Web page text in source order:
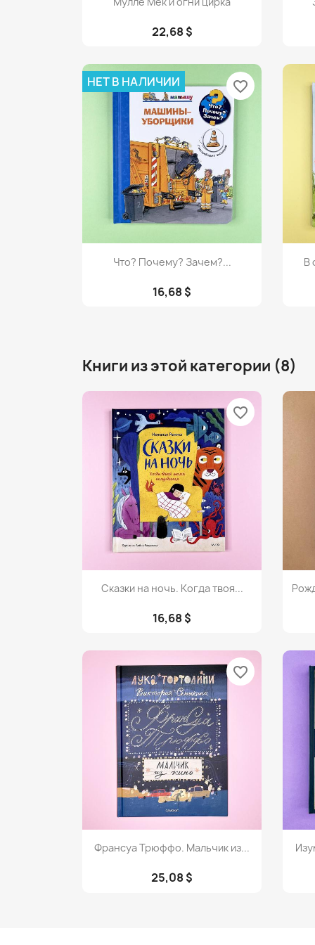
22,68 $
Просмотр
Что? Почему? Зачем?...
16,68 $
НЕТ В НАЛИЧИИ favorite_border
В
Книги из этой категории (8)
Просмотр
Сказки на ночь. Когда твоя...
16,68 $
favorite_border
Просмотр
Франсуа Трюффо. Мальчик из...
25,08 $
favorite_border